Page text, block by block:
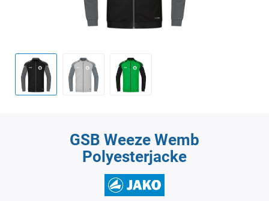
GSB Weeze Wemb
Polyesterjacke